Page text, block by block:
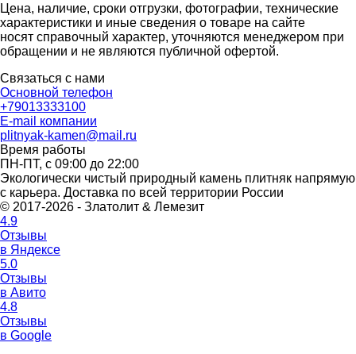
Цена, наличие, сроки отгрузки, фотографии, технические
характеристики и иные сведения о товаре на сайте
носят справочный характер, уточняются менеджером при
обращении и не являются публичной офертой.
Связаться с нами
Основной телефон
+79013333100
E-mail компании
plitnyak-kamen@mail.ru
Время работы
ПН-ПТ, с 09:00 до 22:00
Экологически чистый природный камень плитняк напрямую
с карьера. Доставка по всей территории России
© 2017-2026 - Златолит & Лемезит
4.9
Отзывы
в Яндексе
5.0
Отзывы
в Авито
4.8
Отзывы
в Google